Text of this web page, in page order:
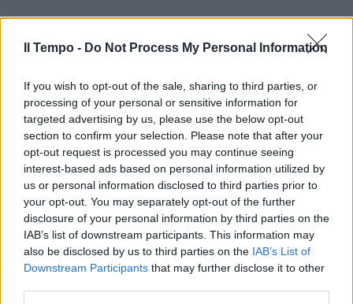
Il Tempo - Do Not Process My Personal Information
If you wish to opt-out of the sale, sharing to third parties, or
processing of your personal or sensitive information for
targeted advertising by us, please use the below opt-out
section to confirm your selection. Please note that after your
opt-out request is processed you may continue seeing
interest-based ads based on personal information utilized by
us or personal information disclosed to third parties prior to
your opt-out. You may separately opt-out of the further
disclosure of your personal information by third parties on the
IAB’s list of downstream participants. This information may
also be disclosed by us to third parties on the IAB’s List of
Downstream Participants that may further disclose it to other